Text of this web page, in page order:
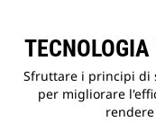
Sfruttare i principi di
per migliorare